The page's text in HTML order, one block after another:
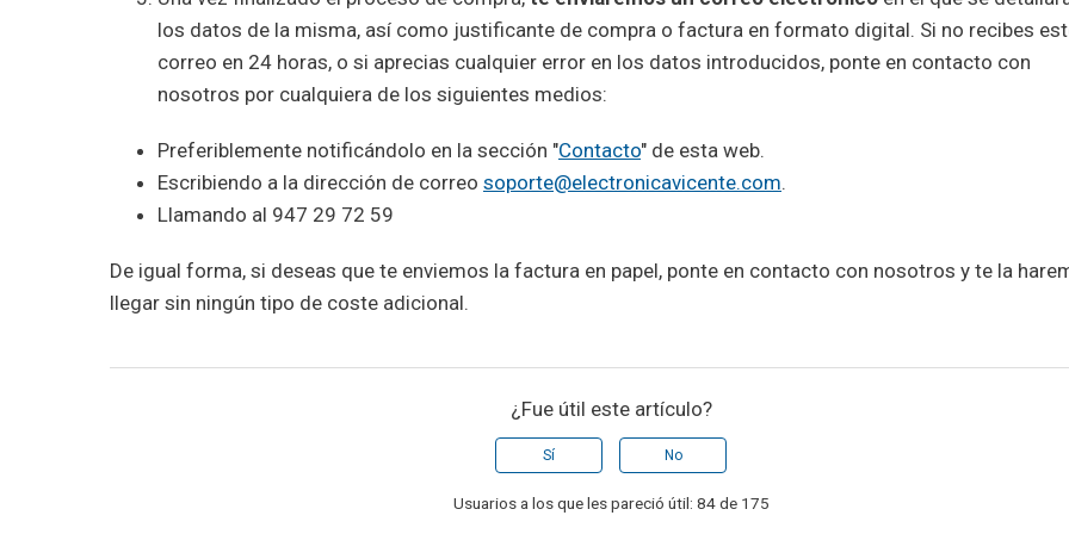
los datos de la misma, así como justificante de compra o factura en formato digital. Si no recibes
correo en 24 horas, o si aprecias cualquier error en los datos introducidos, ponte en contacto con
nosotros por cualquiera de los siguientes medios:
Preferiblemente notificándolo en la sección "Contacto" de esta web.
Escribiendo a la dirección de correo soporte@electronicavicente.com.
Llamando al 947 29 72 59
De igual forma, si deseas que te enviemos la factura en papel, ponte en contacto con nosotros y te la
llegar sin ningún tipo de coste adicional.
¿Fue útil este artículo?
Sí No
Usuarios a los que les pareció útil: 84 de 175